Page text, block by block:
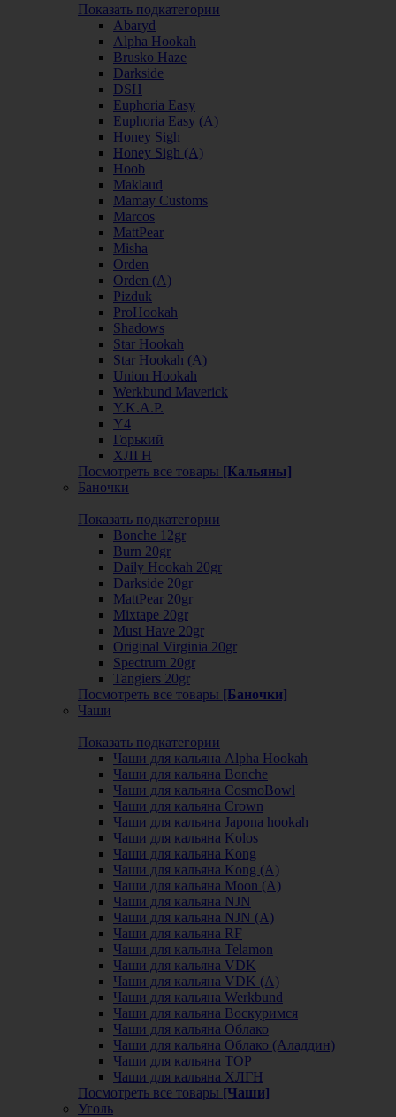
Показать подкатегории
Abaryd
Alpha Hookah
Brusko Haze
Darkside
DSH
Euphoria Easy
Euphoria Easy (А)
Honey Sigh
Honey Sigh (А)
Hoob
Maklaud
Mamay Customs
Marcos
MattPear
Misha
Orden
Orden (А)
Pizduk
ProHookah
Shadows
Star Hookah
Star Hookah (А)
Union Hookah
Werkbund Maverick
Y.K.A.P.
Y4
Горький
ХЛГН
Посмотреть все товары [Кальяны]
Баночки
Показать подкатегории
Bonche 12gr
Burn 20gr
Daily Hookah 20gr
Darkside 20gr
MattPear 20gr
Mixtape 20gr
Must Have 20gr
Original Virginia 20gr
Spectrum 20gr
Tangiers 20gr
Посмотреть все товары [Баночки]
Чаши
Показать подкатегории
Чаши для кальяна Alpha Hookah
Чаши для кальяна Bonche
Чаши для кальяна CosmoBowl
Чаши для кальяна Crown
Чаши для кальяна Japona hookah
Чаши для кальяна Kolos
Чаши для кальяна Kong
Чаши для кальяна Kong (A)
Чаши для кальяна Moon (А)
Чаши для кальяна NJN
Чаши для кальяна NJN (А)
Чаши для кальяна RF
Чаши для кальяна Telamon
Чаши для кальяна VDK
Чаши для кальяна VDK (А)
Чаши для кальяна Werkbund
Чаши для кальяна Воскуримся
Чаши для кальяна Облако
Чаши для кальяна Облако (Аладдин)
Чаши для кальяна ТОР
Чаши для кальяна ХЛГН
Посмотреть все товары [Чаши]
Уголь